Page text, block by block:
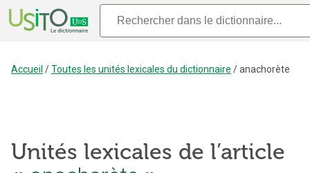
Accueil /Toutes les unités lexicales du dictionnaire /anachorète
Unités lexicales de l’article